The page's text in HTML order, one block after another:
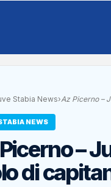
Stabia News›Az Picerno –
NEWS
–
di